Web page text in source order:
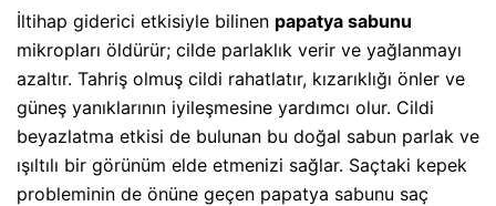
İltihap giderici etkisiyle bilinen papatya sabunu
mikropları öldürür; cilde parlaklık verir ve yağlanmayı
azaltır. Tahriş olmuş cildi rahatlatır, kızarıklığı önler ve
güneş yanıklarının iyileşmesine yardımcı olur. Cildi
beyazlatma etkisi de bulunan bu doğal sabun parlak ve
ışıltılı bir görünüm elde etmenizi sağlar. Saçtaki kepek
probleminin de önüne geçen papatya sabunu saç